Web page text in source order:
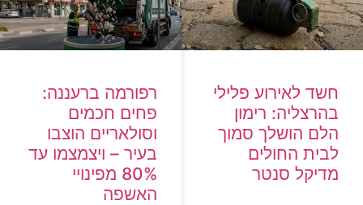
חשד לאירוע פלילי
בהרצליה: רימון
הלם הושלך סמוך
לבית החולים
מדיקל סנטר
רפורמה ברעננה:
פחים חכמים
וסולאריים הוצבו
בעיר – ויצמצמו עד
80% מפינויי
האשפה